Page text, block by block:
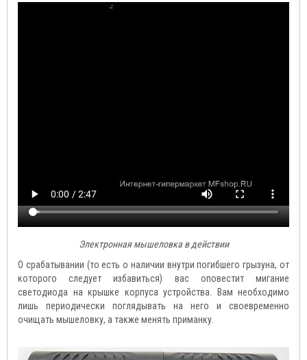
Электронная мышеловка в действии
О срабатывании (то есть о наличии внутри погибшего грызуна, от
которого следует избавиться) вас оповестит мигание
светодиода на крышке корпуса устройства. Вам необходимо
лишь периодически поглядывать на него и своевременно
очищать мышеловку, а также менять приманку.